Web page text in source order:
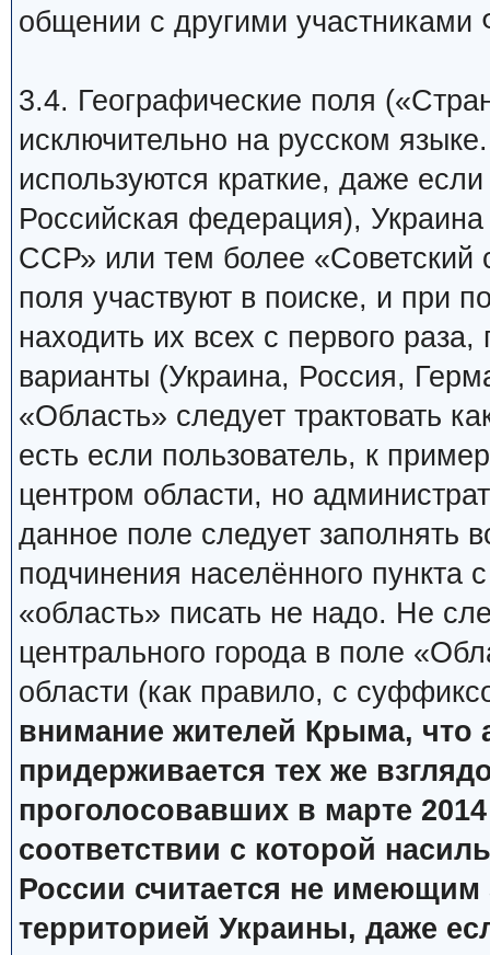
общении с другими
3.4. Географические поля
исключительно на русском
используются краткие, даже
Российская федерация),
ССР» или тем более
поля участвуют в поиске, и при
находить их всех с первого
варианты (Украина, Россия,
«Область» следует трактовать
есть если пользователь, к
центром области, но
данное поле следует заполнять
подчинения населённого пункта
«область» писать не надо. Не
центрального города в поле
области (как правило, с
внимание жителей Крыма, что
придерживается тех же
проголосовавших в марте
соответствии с которой
России считается не
территорией Украины, даже